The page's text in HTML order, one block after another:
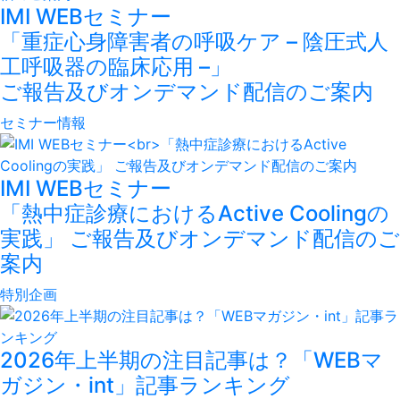
IMI WEBセミナー
「重症心身障害者の呼吸ケア – 陰圧式人
工呼吸器の臨床応用 –」
ご報告及びオンデマンド配信のご案内
セミナー情報
IMI WEBセミナー
「熱中症診療におけるActive Coolingの
実践」 ご報告及びオンデマンド配信のご
案内
特別企画
2026年上半期の注目記事は？「WEBマ
ガジン・int」記事ランキング